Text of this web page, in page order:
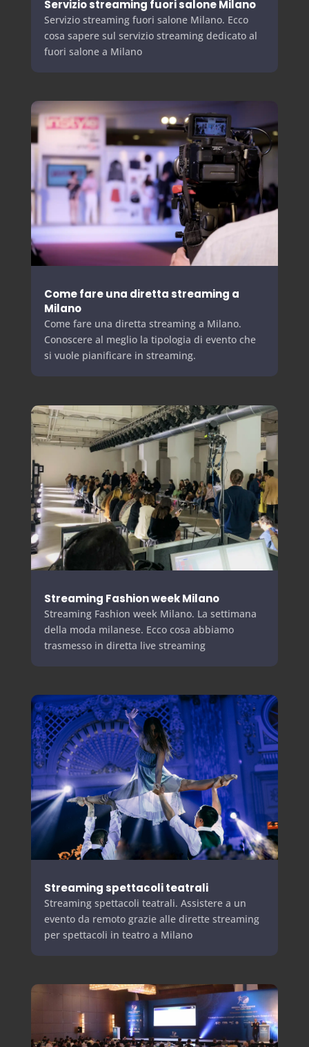
Servizio streaming fuori salone Milano
Servizio streaming fuori salone Milano. Ecco
cosa sapere sul servizio streaming dedicato al
fuori salone a Milano
Come fare una diretta streaming a
Milano
Come fare una diretta streaming a Milano.
Conoscere al meglio la tipologia di evento che
si vuole pianificare in streaming.
Streaming Fashion week Milano
Streaming Fashion week Milano. La settimana
della moda milanese. Ecco cosa abbiamo
trasmesso in diretta live streaming
Streaming spettacoli teatrali
Streaming spettacoli teatrali. Assistere a un
evento da remoto grazie alle dirette streaming
per spettacoli in teatro a Milano